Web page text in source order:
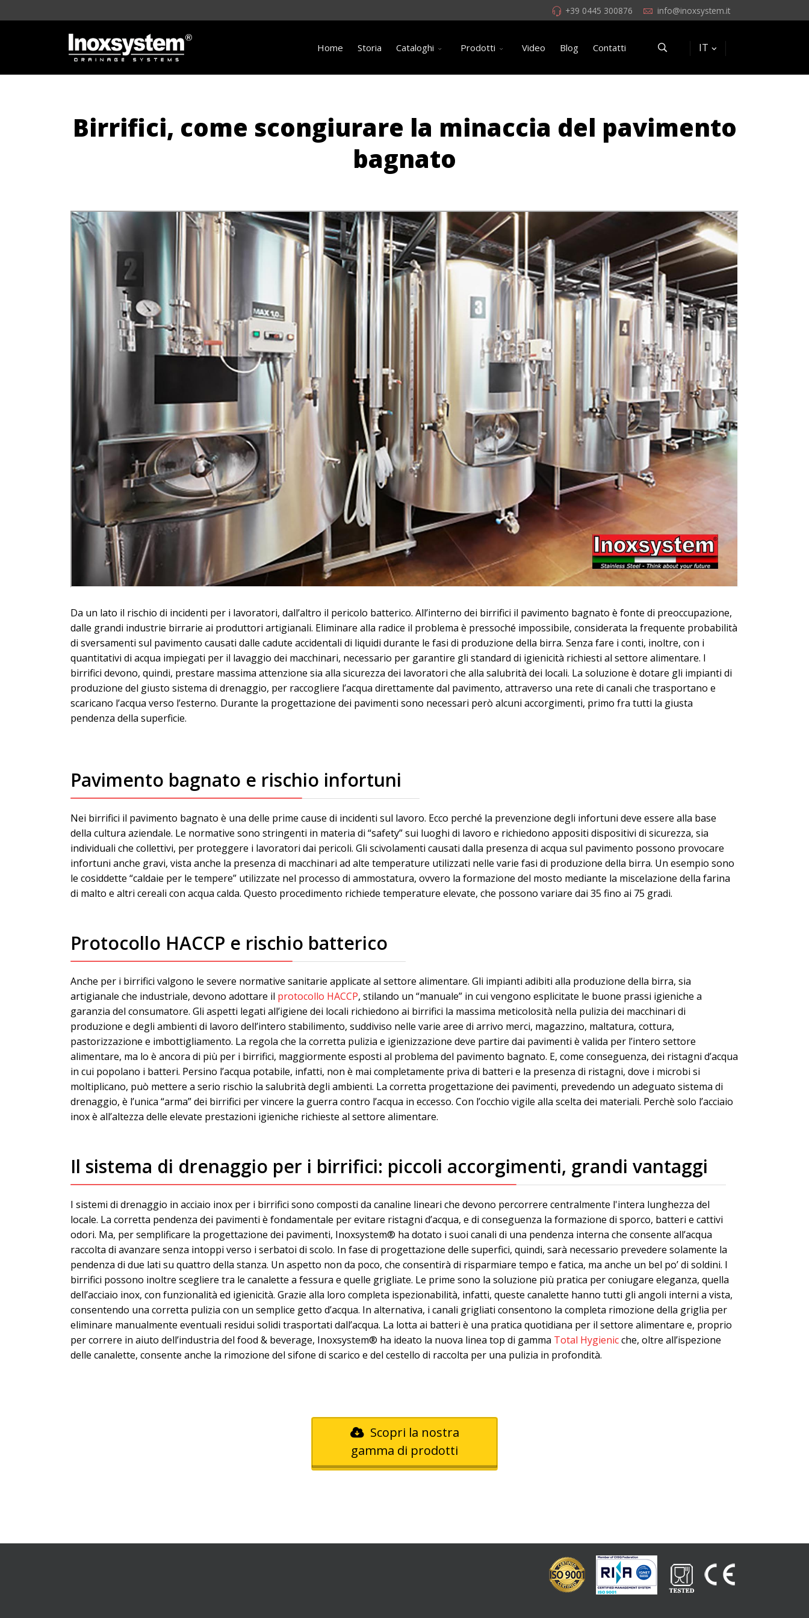
+39 0445 300876 info@inoxsystem.it
Home Storia Cataloghi Prodotti Video Blog Contatti IT
Birrifici, come scongiurare la minaccia del pavimento
bagnato
Da un lato il rischio di incidenti per i lavoratori, dall’altro il pericolo batterico. All’interno dei birrifici il pavimento bagnato è fonte di preoccupazione,
dalle grandi industrie birrarie ai produttori artigianali. Eliminare alla radice il problema è pressoché impossibile, considerata la frequente probabilità
di sversamenti sul pavimento causati dalle cadute accidentali di liquidi durante le fasi di produzione della birra. Senza fare i conti, inoltre, con i
quantitativi di acqua impiegati per il lavaggio dei macchinari, necessario per garantire gli standard di igienicità richiesti al settore alimentare. I
birrifici devono, quindi, prestare massima attenzione sia alla sicurezza dei lavoratori che alla salubrità dei locali. La soluzione è dotare gli impianti di
produzione del giusto sistema di drenaggio, per raccogliere l’acqua direttamente dal pavimento, attraverso una rete di canali che trasportano e
scaricano l’acqua verso l’esterno. Durante la progettazione dei pavimenti sono necessari però alcuni accorgimenti, primo fra tutti la giusta
pendenza della superficie.
Pavimento bagnato e rischio infortuni
Nei birrifici il pavimento bagnato è una delle prime cause di incidenti sul lavoro. Ecco perché la prevenzione degli infortuni deve essere alla base
della cultura aziendale. Le normative sono stringenti in materia di “safety” sui luoghi di lavoro e richiedono appositi dispositivi di sicurezza, sia
individuali che collettivi, per proteggere i lavoratori dai pericoli. Gli scivolamenti causati dalla presenza di acqua sul pavimento possono provocare
infortuni anche gravi, vista anche la presenza di macchinari ad alte temperature utilizzati nelle varie fasi di produzione della birra. Un esempio sono
le cosiddette “caldaie per le tempere” utilizzate nel processo di ammostatura, ovvero la formazione del mosto mediante la miscelazione della farina
di malto e altri cereali con acqua calda. Questo procedimento richiede temperature elevate, che possono variare dai 35 fino ai 75 gradi.
Protocollo HACCP e rischio batterico
Anche per i birrifici valgono le severe normative sanitarie applicate al settore alimentare. Gli impianti adibiti alla produzione della birra, sia
artigianale che industriale, devono adottare il protocollo HACCP, stilando un “manuale” in cui vengono esplicitate le buone prassi igieniche a
garanzia del consumatore. Gli aspetti legati all’igiene dei locali richiedono ai birrifici la massima meticolosità nella pulizia dei macchinari di
produzione e degli ambienti di lavoro dell’intero stabilimento, suddiviso nelle varie aree di arrivo merci, magazzino, maltatura, cottura,
pastorizzazione e imbottigliamento. La regola che la corretta pulizia e igienizzazione deve partire dai pavimenti è valida per l’intero settore
alimentare, ma lo è ancora di più per i birrifici, maggiormente esposti al problema del pavimento bagnato. E, come conseguenza, dei ristagni d’acqua
in cui popolano i batteri. Persino l’acqua potabile, infatti, non è mai completamente priva di batteri e la presenza di ristagni, dove i microbi si
moltiplicano, può mettere a serio rischio la salubrità degli ambienti. La corretta progettazione dei pavimenti, prevedendo un adeguato sistema di
drenaggio, è l’unica “arma” dei birrifici per vincere la guerra contro l’acqua in eccesso. Con l’occhio vigile alla scelta dei materiali. Perchè solo l’acciaio
inox è all’altezza delle elevate prestazioni igieniche richieste al settore alimentare.
Il sistema di drenaggio per i birrifici: piccoli accorgimenti, grandi vantaggi
I sistemi di drenaggio in acciaio inox per i birrifici sono composti da canaline lineari che devono percorrere centralmente l'intera lunghezza del
locale. La corretta pendenza dei pavimenti è fondamentale per evitare ristagni d’acqua, e di conseguenza la formazione di sporco, batteri e cattivi
odori. Ma, per semplificare la progettazione dei pavimenti, Inoxsystem® ha dotato i suoi canali di una pendenza interna che consente all’acqua
raccolta di avanzare senza intoppi verso i serbatoi di scolo. In fase di progettazione delle superfici, quindi, sarà necessario prevedere solamente la
pendenza di due lati su quattro della stanza. Un aspetto non da poco, che consentirà di risparmiare tempo e fatica, ma anche un bel po’ di soldini. I
birrifici possono inoltre scegliere tra le canalette a fessura e quelle grigliate. Le prime sono la soluzione più pratica per coniugare eleganza, quella
dell’acciaio inox, con funzionalità ed igienicità. Grazie alla loro completa ispezionabilità, infatti, queste canalette hanno tutti gli angoli interni a vista,
consentendo una corretta pulizia con un semplice getto d’acqua. In alternativa, i canali grigliati consentono la completa rimozione della griglia per
eliminare manualmente eventuali residui solidi trasportati dall’acqua. La lotta ai batteri è una pratica quotidiana per il settore alimentare e, proprio
per correre in aiuto dell’industria del food & beverage, Inoxsystem® ha ideato la nuova linea top di gamma Total Hygienicche, oltre all’ispezione
delle canalette, consente anche la rimozione del sifone di scarico e del cestello di raccolta per una pulizia in profondità.
Scopri la nostra
gamma di prodotti